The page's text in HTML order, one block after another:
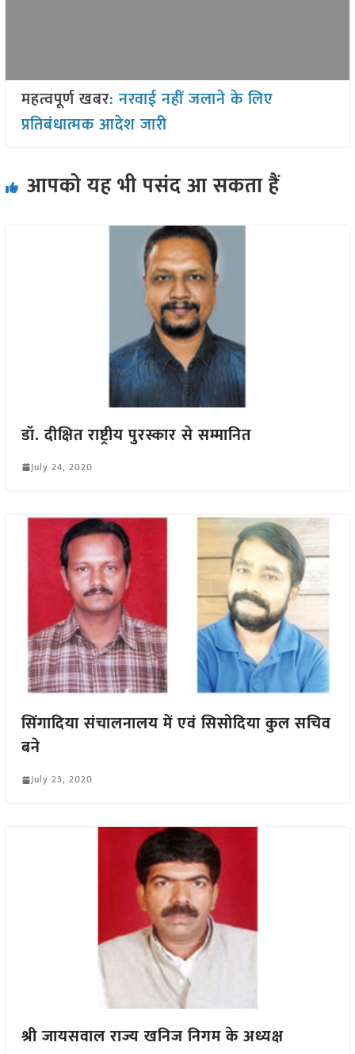
महत्वपूर्ण खबर: नरवाई नहीं जलाने के लिए
प्रतिबंधात्मक आदेश जारी
आपको यह भी पसंद आ सकता हैं
डॉ. दीक्षित राष्ट्रीय पुरस्कार से सम्मानित
July 24, 2020
सिंगादिया संचालनालय में एवं सिसोदिया कुल सचिव
बने
July 23, 2020
श्री जायसवाल राज्य खनिज निगम के अध्यक्ष